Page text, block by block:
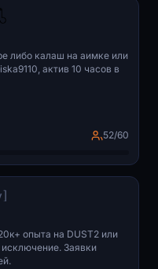
либо калаш на аимке или
актив 10 часов в
52/60
опыта на DUST2 или
Заявки